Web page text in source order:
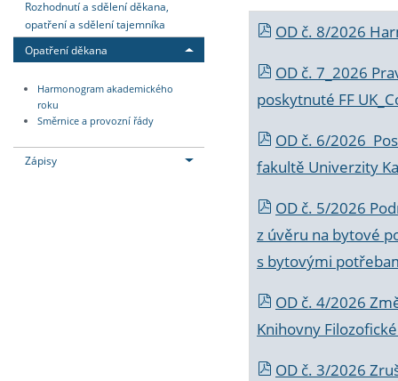
Rozhodnutí a sdělení děkana,
opatření a sdělení tajemníka
Opatření děkana
Harmonogram akademického
roku
Směrnice a provozní řády
Zápisy
OD č. 8/2026
OD č. 7_2026
poskytnuté FF
OD č. 6/2026
fakultě Univerzity
OD č. 5/2026
z úvěru na bytové
s bytovými
OD č. 4/2026
Knihovny
OD č. 3/2026